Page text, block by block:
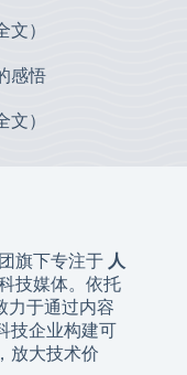
）
感悟
文）
旗下专注于 人
技媒体。依托
力于通过内容
技企业构建可
放大技术价